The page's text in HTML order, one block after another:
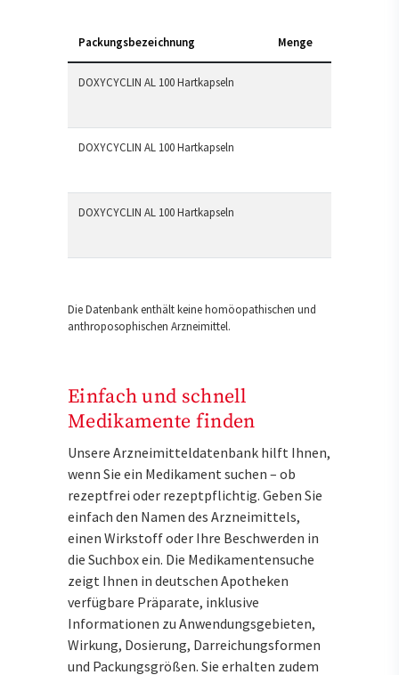
Packungsbezeichnung Menge
DOXYCYCLIN AL 100 Hartkapseln
DOXYCYCLIN AL 100 Hartkapseln
DOXYCYCLIN AL 100 Hartkapseln
Die Datenbank enthält keine homöopathischen und
anthroposophischen Arzneimittel.
Einfach und schnell
Medikamente finden
Unsere Arzneimitteldatenbank hilft Ihnen,
wenn Sie ein Medikament suchen – ob
rezeptfrei oder rezeptpflichtig. Geben Sie
einfach den Namen des Arzneimittels,
einen Wirkstoff oder Ihre Beschwerden in
die Suchbox ein. Die Medikamentensuche
zeigt Ihnen in deutschen Apotheken
verfügbare Präparate, inklusive
Informationen zu Anwendungsgebieten,
Wirkung, Dosierung, Darreichungsformen
und Packungsgrößen. Sie erhalten zudem